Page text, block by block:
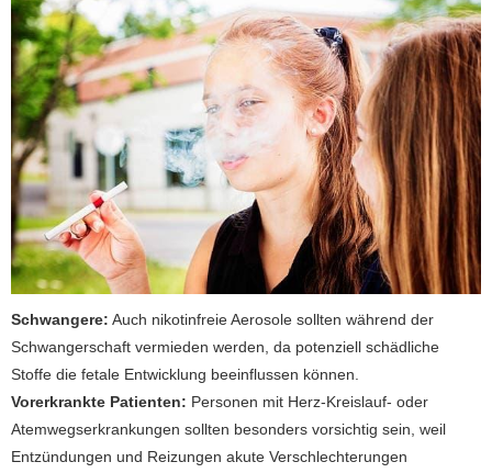
Schwangere: Auch nikotinfreie Aerosole sollten während der
Schwangerschaft vermieden werden, da potenziell schädliche
Stoffe die fetale Entwicklung beeinflussen können.
Vorerkrankte Patienten: Personen mit Herz-Kreislauf- oder
Atemwegserkrankungen sollten besonders vorsichtig sein, weil
Entzündungen und Reizungen akute Verschlechterungen